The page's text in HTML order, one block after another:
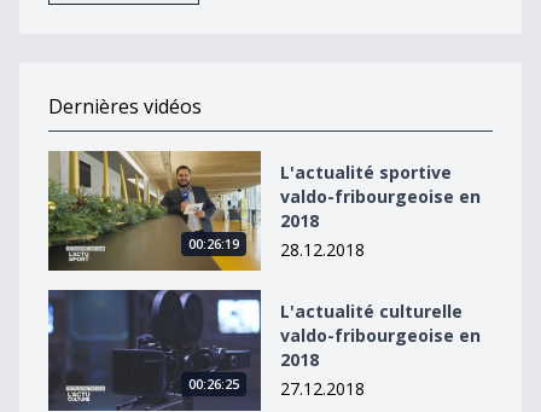
Dernières vidéos
L&#039;actualité sportive valdo-fribourgeoise en 2018
00:26:19
L'actualité sportive
valdo-fribourgeoise en
2018
28.12.2018
L&#039;actualité culturelle valdo-fribourgeoise en
00:26:25
L'actualité culturelle
valdo-fribourgeoise en
2018
27.12.2018